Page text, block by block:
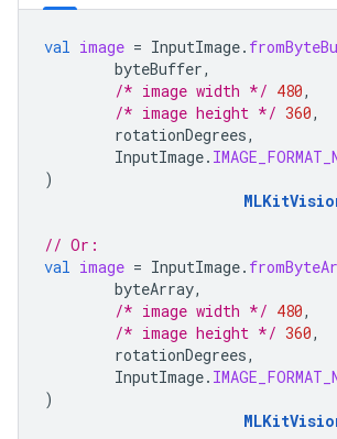
val image = InputImage.
byteBuffer,
/* image width */ 480,
/* image height */ 360,
rotationDegrees,
InputImage.
)
// Or:
val image = InputImage.
byteArray,
/* image width */ 480,
/* image height */ 360,
rotationDegrees,
InputImage.
)